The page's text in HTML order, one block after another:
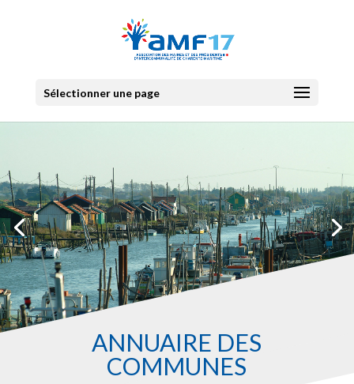
Sélectionner une page
ANNUAIRE DES
COMMUNES